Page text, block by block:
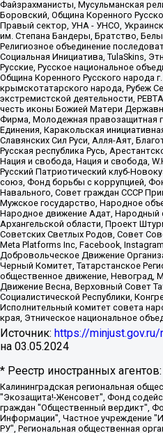
Файзрахманисты, Мусульманская
Боровский, Община Коренного
Правый сектор, УНА - УНСО,
им. Степана Бандеры, Братство,
Религиозное объединение
Социальная Инициатива, TulaSkins,
Русские, Русское национальное
Община Коренного Русского народа
крымскотатарского народа, Рубеж
экстремистской деятельности,
честь иконы Божией Матери
Фирма, Молодежная правозащитная
Единения, Каракольская
Славянских Сил Руси, Алля-Аят,
Русская республика Русь,
Нация и свобода, Нация и свобода,
Русский Патриотический клуб-
союз, Фонд борьбы с коррупцией,
Навального, Совет граждан СССР
Мужское государство, Народное
Народное движение Адат, Народный
Архангельской области, Проект
Советских Светлых Родов, Совет
Meta Platforms Inc, Facebook,
Добровольческое Движение
Черный Комитет, Татарстанское
общественное движение, Невоград,
Движение Весна, Верховный Совет
Социалистической Республики,
Исполнительный комитет совета
края, Этническое национальное
Источник: https://
на 03.05.2024
* Реестр иностранных агентов:
Калининградская региональная общественная организация "Экозащита!-Женсовет", Фонд содействия защите прав и свобод граждан "Общественный вердикт", Фонд "Институт Развития Свободы Информации", Частное учреждение "Информационное агентство МЕМО. РУ", Региональная общественная организация "Общественная комиссия по сохранению наследия академика Сахарова", Фонд поддержки свободы прессы, Санкт-Петербургская общественная правозащитная организация "Гражданский контроль", Межрегиональная общественная организация "Информационно-просветительский центр "Мемориал", Региональный Фонд "Центр Защиты Прав Средств Массовой Информации", с 05.12.2023 Фонд "Центр Защиты Прав Средств массовой информации", Региональная общественная благотворительная организация помощи беженцам и мигрантам "Гражданское содействие", Негосударственное образовательное учреждение дополнительного профессионального образования (повышение квалификации) специалистов "АКАДЕМИЯ ПО ПРАВАМ ЧЕЛОВЕКА", Свердловская региональная общественная организация "Сутяжник", Автономная некоммерческая организация "Центр независимых социологических исследований", Союз общественных объединений "Российский исследовательский центр по правам человека", Региональное общественное учреждение научно-информационный центр "МЕМОРИАЛ", Некоммерческая организация "Фонд защиты гласности", Автономная некоммерческая организация "Институт прав человека", Городская общественная организация "Екатеринбургское общество "МЕМОРИАЛ", Городская общественная организация "Рязанское историко-просветительское и правозащитное общество "Мемориал" (Рязанский Мемориал), Челябинский региональный орган общественной самодеятельности – женское общественное объединение "Женщины Евразии", Челябинский региональный орган общественной самодеятельности "Уральская правозащитная группа", Фонд содействия защите здоровья и социальной справедливости имени Андрея Рылькова, Автономная Некоммерческая Организация "Аналитический Центр Юрия Левады", Автономная некоммерческая организация социальной поддержки населения "Проект Апрель", Региональная общественная организация помощи женщинам и детям, находящимся в кризисной ситуации "Информационно-методический центр "Анна", Фонд содействия развитию массовых коммуникаций и правовому просвещению "Так-так-Так", Фонд содействия устойчивому развитию "Серебряная тайга", Свердловский региональный общественный фонд социальных проектов "Новое время", "Idel.Реалии", Кавказ.Реалии, Крым.Реалии, Телеканал Настоящее Время, Татаро-башкирская служба Радио Свобода (Azatliq Radiosi), Радио Свободная Европа/Радио Свобода (PCE/PC), "Сибирь.Реалии", "Фактограф", Благотворительный фонд помощи осужденным и их семьям, Автономная некоммерческая организация "Институт глобализации и социальных движений", Фонд "В защиту прав заключенных", Частное учреждение "Центр поддержки и содействия развитию средств массовой информации", Пензенский региональный общественный благотворительный фонд "Гражданский союз", "Север.Реалии", Некоммерческая организация Фонд "Правовая инициатива", Общество с ограниченной ответственностью "Радио Свободная Европа/Радио Свобода", Чешское информационное агентство "MEDIUM-ORIENT", Красноярская региональная общественная организация "Мы против СПИДа", Камалягин Денис Николаевич, Маркелов Сергей Евгеньевич, Пономарев Лев Александрович, Савицкая Людмила Алексеевна, Автономная некоммерческая организация "Центр по работе с проблемой насилия "НАСИЛИЮ.НЕТ", Межрегиональный профессиональный союз работников здравоохранения "Альянс врачей", Юридическое лицо, зарегистрированное в Латвийской Республике, SIA "Medusa Project" (регистрационный номер 40103797863, дата регистрации 10.06.2014), Некоммерческая организация "Фонд по борьбе с коррупцией", Автономная некоммерческая организация "Институт права и публичной политики", Баданин Роман Сергеевич, Гликин Максим Александрович, Железнова Мария Михайловна, Лукьянова Юлия Сергеевна, Маетная Елизавета Витальевна, Маняхин Петр Борисович, Чуракова Ольга Владимировна, Ярош Юлия Петровна, Юридическое лицо "The Insider SIA", зарегистрированное в Риге, Латвийская Республика (дата регистрации 26.06.2015), являющееся администратором доменного имени интернет-издания "The Insider SIA", https://theins.ru, Постернак Алексей Евгеньевич, Рубин Михаил Аркадьевич, Анин Роман Александрович, Юридическое лицо Istories fonds, зарегистрированное в Латвийской Республике (регистрационный номер 50008295751, дата регистрации 24.02.2020), Великовский Дмитрий Александрович, Долинина Ирина Николаевна, Мароховская Алеся Алексеевна, Шлейнов Роман Юрьевич, Шмагун Олеся Валентиновна, Общество с ограниченной ответственностью "Альтаир 2021", Общество с ограниченной ответственностью "Вега 2021", Общество с ограниченной ответственностью "Главный редактор 2021", Общество с ограниченной ответственностью "Ромашки монолит", Важенков Артем Валерьевич, Ивановская областная общественная организация "Центр гендерных исследований", Гурман Юрий Альбертович, Медиапроект "ОВД-Инфо", Егоров Владимир Владимирович, Жилинский Владимир Александрович, Общество с ограниченной ответственностью "ЗП", Иванова София Юрьевна, Карезина Инна Павловна, Кильтау Екатерина Викторовна, Петров Алексей Викторович, Пискунов Сергей Евгеньевич, Смирнов Сергей Сергеевич, Тихонов Михаил Сергеевич, Общество с ограниченной ответственностью "ЖУРНАЛИСТ-ИНОСТРАННЫЙ АГЕНТ", Арапова Галина Юрьевна, Вольтская Татьяна Анатольевна, Американская компания "Mason G.E.S. Anonymous Foundation" (США), являющаяся владельцем интернет-издания https://mnews.world/, Компания "Stichting Bellingcat", зарегистрированная в Нидерландах (дата регистрации 11.07.2018), Захаров Андрей Вячеславович, Клепиковская Екатерина Дмитриевна, Общество с ограниченной ответственностью "МЕМО", Перл Роман Александрович, Симонов Евгений Алексеевич, Соловьева Елена Анатольевна, Сотников Даниил Владимирович, Сурначева Елизавета Дмитриевна, Автономная некоммерческая организация по защите прав человека и информированию населения "Якутия – Наше Мнение", Общество с ограниченной ответственностью "Москоу диджитал медиа", с 26.01.2023 Общество с ограниченной ответственностью "Чайка Белые сады", Ветошкина Валерия Валерьевна, Заговора Максим Александрович, Межрегиональное общественное движение "Российская ЛГБТ - сеть", Оленичев Максим Владимирович,